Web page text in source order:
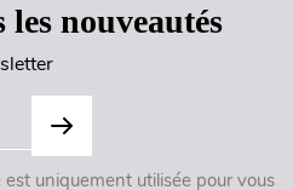
les nouveautés
uniquement utilisée pour vous